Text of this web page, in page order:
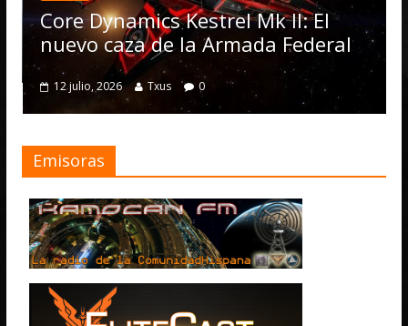
Core Dynamics Kestrel Mk II: El
nuevo caza de la Armada Federal
12 julio, 2026 Txus 0
Emisoras